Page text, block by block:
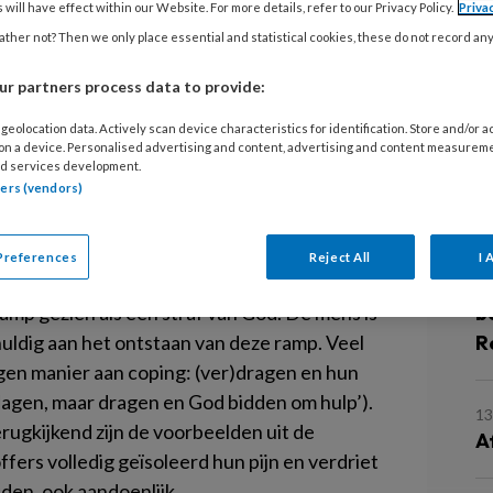
en schuld onderzoeken de
schuldgevoelens. Kampen
na trauma en wat
Het water komt uit, een
in Zeeland (1953).
illustreren de makers
van die ramp mentale klachten (en PTSS)
met een streng religieuze
gezien als een straf van God. De mens is
aan het ontstaan van deze ramp. Veel
manier aan coping: (ver)dragen en hun
maar dragen en God bidden om hulp’).
zijn de voorbeelden uit de
volledig geïsoleerd hun pijn en verdriet
will have effect within our Website. For more details, refer to our Privacy Policy.
not? Then we only place essential and statistical cookies, these do not record
partners process data to provide:
data. Actively scan device characteristics for identification. Store and/or
a device. Personalised advertising and content, advertising and content
services development.
(vendors)
Reject All I